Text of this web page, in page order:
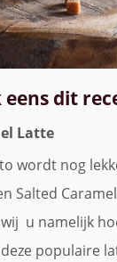
eens dit
Latte
wordt nog
Salted
u namelijk
populaire